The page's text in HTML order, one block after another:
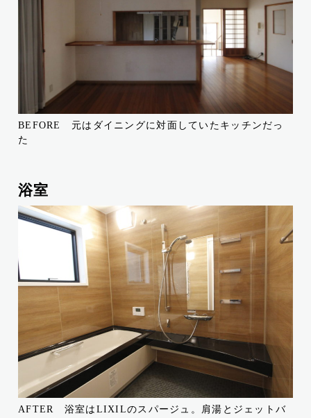
BEFORE 元はダイニングに対面していたキッチンだっ
た
浴室
AFTER 浴室はLIXILのスパージュ。肩湯とジェットバ